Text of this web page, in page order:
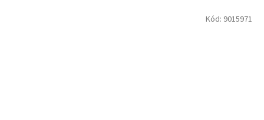
Kód: 9015971